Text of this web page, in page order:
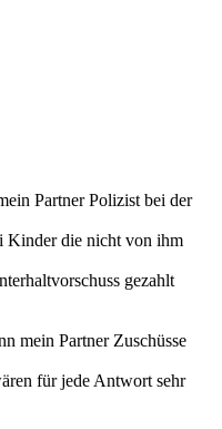
Partner Polizist bei der
Kinder die nicht von ihm
gezahlt
mein Partner Zuschüsse
für jede Antwort sehr